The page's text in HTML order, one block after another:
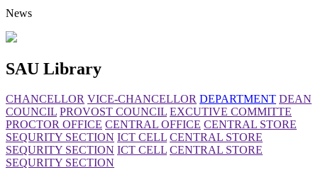
News
SAU Library
CHANCELLOR VICE-CHANCELLOR DEPARTMENT DEAN
COUNCIL PROVOST COUNCIL EXCUTIVE COMMITTE
PROCTOR OFFICE CENTRAL OFFICE CENTRAL STORE
SEQURITY SECTION ICT CELL CENTRAL STORE
SEQURITY SECTION ICT CELL CENTRAL STORE
SEQURITY SECTION